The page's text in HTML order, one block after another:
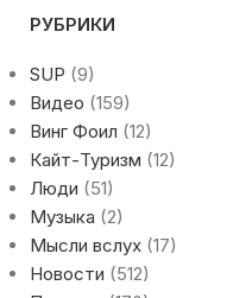
РУБРИКИ
SUP (9)
Видео (159)
Винг Фоил (12)
Кайт-Туризм (12)
Люди (51)
Музыка (2)
Мысли вслух(17)
Новости (512)